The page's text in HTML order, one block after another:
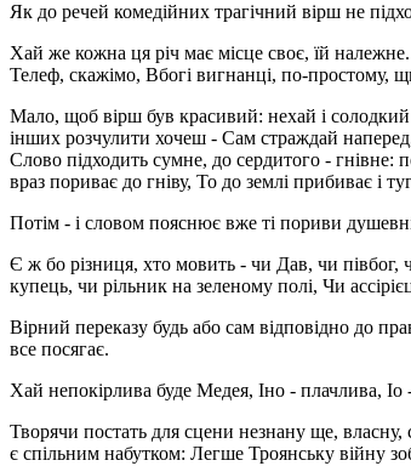
Як до речей комедійних трагічний вірш не
Хай же кожна ця річ має місце своє, їй
Телеф, скажімо, Вбогі вигнанці, по-простому,
Мало, щоб вірш був красивий: нехай і
інших розчулити хочеш - Сам страждай
Слово підходить сумне, до сердитого -
враз пориває до гніву, То до землі прибиває і
Потім - і словом пояснює вже ті пориви
Є ж бо різниця, хто мовить - чи Дав, чи
купець, чи рільник на зеленому полі, Чи
Вірний переказу будь або сам відповідно до
все посягає.
Хай непокірлива буде Медея, Іно - плачлива,
Творячи постать для сцени незнану ще,
є спільним набутком: Легше Троянську війну